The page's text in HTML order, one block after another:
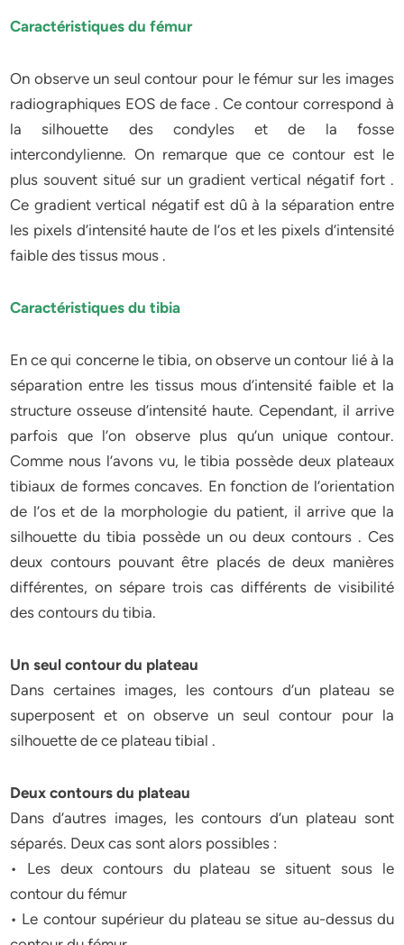
Caractéristiques du fémur
On observe un seul contour pour le fémur sur les images
radiographiques EOS de face . Ce contour correspond à
la silhouette des condyles et de la fosse
intercondylienne. On remarque que ce contour est le
plus souvent situé sur un gradient vertical négatif fort .
Ce gradient vertical négatif est dû à la séparation entre
les pixels d’intensité haute de l’os et les pixels d’intensité
faible des tissus mous .
Caractéristiques du tibia
En ce qui concerne le tibia, on observe un contour lié à la
séparation entre les tissus mous d’intensité faible et la
structure osseuse d’intensité haute. Cependant, il arrive
parfois que l’on observe plus qu’un unique contour.
Comme nous l’avons vu, le tibia possède deux plateaux
tibiaux de formes concaves. En fonction de l’orientation
de l’os et de la morphologie du patient, il arrive que la
silhouette du tibia possède un ou deux contours . Ces
deux contours pouvant être placés de deux manières
différentes, on sépare trois cas différents de visibilité
des contours du tibia.
Un seul contour du plateau
Dans certaines images, les contours d’un plateau se
superposent et on observe un seul contour pour la
silhouette de ce plateau tibial .
Deux contours du plateau
Dans d’autres images, les contours d’un plateau sont
séparés. Deux cas sont alors possibles :
• Les deux contours du plateau se situent sous le
contour du fémur
• Le contour supérieur du plateau se situe au-dessus du